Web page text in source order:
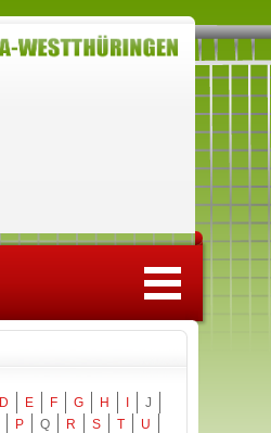
D E F G H
J
P Q R S T
U